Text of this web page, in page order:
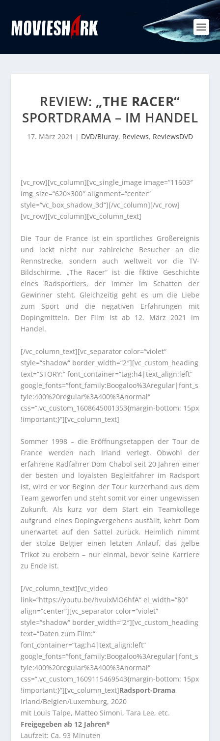
REVIEW: „THE RACER“
SPORTDRAMA – IM HANDEL
17. März 2021 | DVD/Bluray, Reviews, ReviewsDVD
[vc_row][vc_column][vc_single_image image=“11603″
img_size=“620×300″ alignment=“center“
style=“vc_box_shadow_3d“][/vc_column][/vc_row]
[vc_row][vc_column][vc_column_text]
Die Tour de France ist ein sportliches Großereignis
und lockt nicht nur zahlreiche Besucher an die
Rennstrecke, sondern auch weltweit vor die TV-
Bildschirme. „The Racer“ ist die fiktive Geschichte
eines Radsportlers, der immer im Schatten der
Gewinner steht. Gleichzeitig geht es um die Liebe
zum Sport und die negativen Erfahrungen mit
Dopingmitteln. Der Film ist ab 12. März 2021 im
Handel.
[/vc_column_text][vc_separator color=“violet“
style=“shadow“ border_width=“2″][vc_custom_heading
text=“STORY:“ font_container=“tag:h4|text_align:left“
google_fonts=“font_family:Boogaloo%3Aregular|font_s
tyle:400%20regular%3A400%3Anormal“
css=“.vc_custom_1608645001353{margin-bottom: 15px
!important;}“][vc_column_text]
Sommer 1998 – die Eröffnungsetappen der Tour de
France werden nach Irland verlegt. Obwohl der
erfahrene Radfahrer Dom Chabol seit 20 Jahren einer
der besten und loyalsten Begleitfahrer im Radsport
ist, wird er vor Beginn der Tour kurzerhand aus dem
Team geworfen und steht somit vor einer ungewissen
Zukunft. Als kurz vor dem Start ein Teamkollege
aufgrund eines Dopingvergehens ausfällt, kehrt Dom
unerwartet auf den Sattel zurück. Heimlich nimmt
der stolze Belgier einen letzten Anlauf, das gelbe
Trikot zu erobern – nur einmal, bevor seine Karriere
zu Ende ist.
[/vc_column_text][vc_video
link=“https://youtu.be/hvuixMO6hfA“ el_width=“80″
align=“center“][vc_separator color=“violet“
style=“shadow“ border_width=“2″][vc_custom_heading
text=“Daten zum Film:“
font_container=“tag:h4|text_align:left“
google_fonts=“font_family:Boogaloo%3Aregular|font_s
tyle:400%20regular%3A400%3Anormal“
css=“.vc_custom_1609115469543{margin-bottom: 15px
!important;}“][vc_column_text]Radsport-Drama
Irland/Belgien/Luxemburg, 2020
mit Louis Talpe, Matteo Simoni, Tara Lee, etc.
Freigegeben ab 12 Jahren*
Laufzeit: Ca. 93 Minuten